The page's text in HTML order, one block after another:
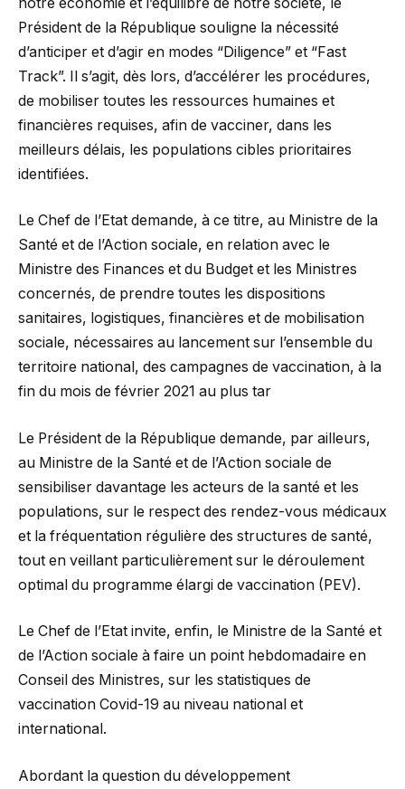
Président de la République souligne la nécessité
d’anticiper et d’agir en modes “Diligence” et “Fast
Track”. Il s’agit, dès lors, d’accélérer les procédures,
de mobiliser toutes les ressources humaines et
financières requises, afin de vacciner, dans les
meilleurs délais, les populations cibles prioritaires
identifiées.
Le Chef de l’Etat demande, à ce titre, au Ministre de la
Santé et de l’Action sociale, en relation avec le
Ministre des Finances et du Budget et les Ministres
concernés, de prendre toutes les dispositions
sanitaires, logistiques, financières et de mobilisation
sociale, nécessaires au lancement sur l’ensemble du
territoire national, des campagnes de vaccination, à la
fin du mois de février 2021 au plus tar
Le Président de la République demande, par ailleurs,
au Ministre de la Santé et de l’Action sociale de
sensibiliser davantage les acteurs de la santé et les
populations, sur le respect des rendez-vous médicaux
et la fréquentation régulière des structures de santé,
tout en veillant particulièrement sur le déroulement
optimal du programme élargi de vaccination (PEV).
Le Chef de l’Etat invite, enfin, le Ministre de la Santé et
de l’Action sociale à faire un point hebdomadaire en
Conseil des Ministres, sur les statistiques de
vaccination Covid-19 au niveau national et
international.
Abordant la question du développement